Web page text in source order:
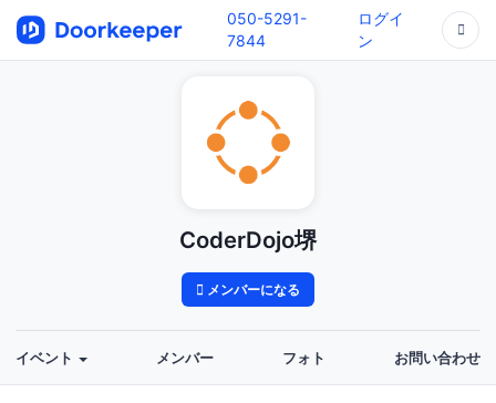
050-5291-
7844
ログイ
ン
CoderDojo堺
メンバーになる
イベント メンバー フォト お問い合わせ